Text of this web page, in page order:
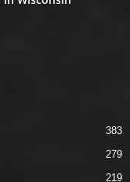
383
279
219